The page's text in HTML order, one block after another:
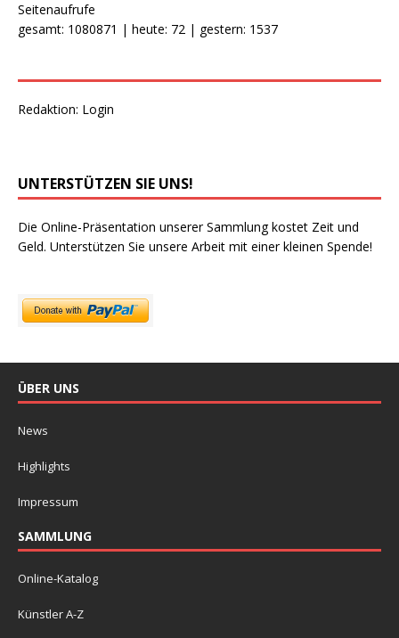
Seitenaufrufe
gesamt: 1080871 | heute: 72 | gestern: 1537
Redaktion: Login
UNTERSTÜTZEN SIE UNS!
Die Online-Präsentation unserer Sammlung kostet Zeit und
Geld. Unterstützen Sie unsere Arbeit mit einer kleinen Spende!
ÜBER UNS
News
Highlights
Impressum
SAMMLUNG
Online-Katalog
Künstler A-Z